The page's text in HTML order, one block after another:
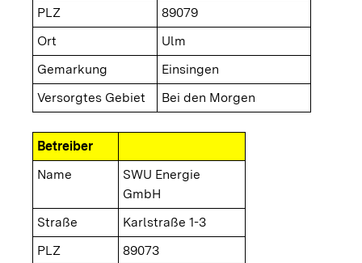
PLZ
89079
Ort
Ulm
Gemarkung
Einsingen
Versorgtes Gebiet
Bei den Morgen
Betreiber
Name
SWU Energie
GmbH
Straße
Karlstraße 1-3
PLZ
89073